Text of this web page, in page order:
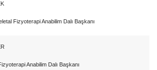
Fizyoterapi Anabilim Dalı Başkanı
Anabilim Dalı Başkanı